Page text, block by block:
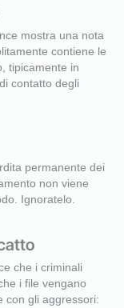
mostra una nota
contiene le
tipicamente in
contatto degli
permanente dei
non viene
Ignoratelo.
che i criminali
i file vengano
con gli aggressori: